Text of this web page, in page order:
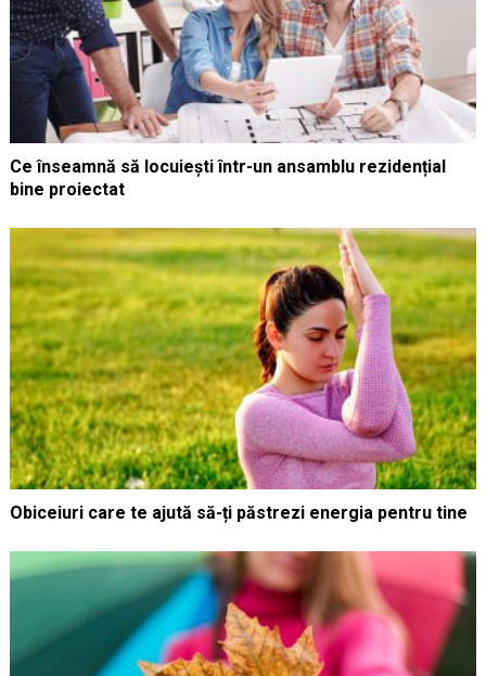
Ce înseamnă să locuiești într-un ansamblu rezidențial
bine proiectat
Obiceiuri care te ajută să-ți păstrezi energia pentru tine